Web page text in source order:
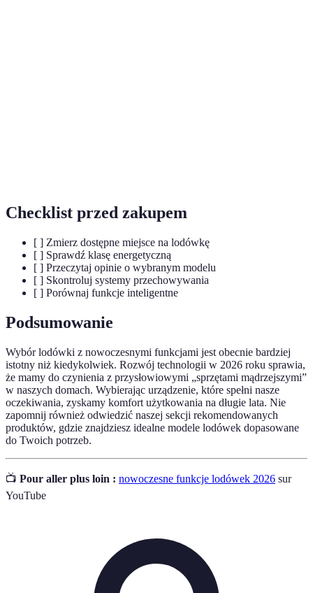
Checklist przed zakupem
[ ] Zmierz dostępne miejsce na lodówkę
[ ] Sprawdź klasę energetyczną
[ ] Przeczytaj opinie o wybranym modelu
[ ] Skontroluj systemy przechowywania
[ ] Porównaj funkcje inteligentne
Podsumowanie
Wybór lodówki z nowoczesnymi funkcjami jest obecnie bardziej
istotny niż kiedykolwiek. Rozwój technologii w 2026 roku sprawia,
że mamy do czynienia z przysłowiowymi „sprzętami mądrzejszymi”
w naszych domach. Wybierając urządzenie, które spełni nasze
oczekiwania, zyskamy komfort użytkowania na długie lata. Nie
zapomnij również odwiedzić naszej sekcji rekomendowanych
produktów, gdzie znajdziesz idealne modele lodówek dopasowane
do Twoich potrzeb.
📺 Pour aller plus loin : nowoczesne funkcje lodówek 2026 sur
YouTube